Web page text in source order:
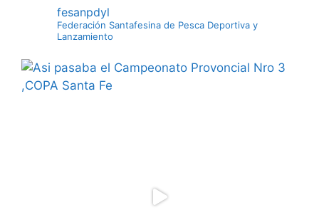
Photo
Ver en Facebook
·
Compartir
fesanpdyl
Federación Santafesina de Pesca Deportiva y
Lanzamiento